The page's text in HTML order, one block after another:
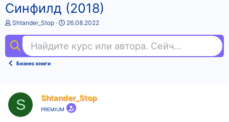
Синфилд (2018)
А
т
о
т
Shtander_Stop
Д
а
н
а
26.08.2022
Найдите курс или автора. Сейчас ищут
Бизнес книги
S Shtander_Stop
PREMIUM